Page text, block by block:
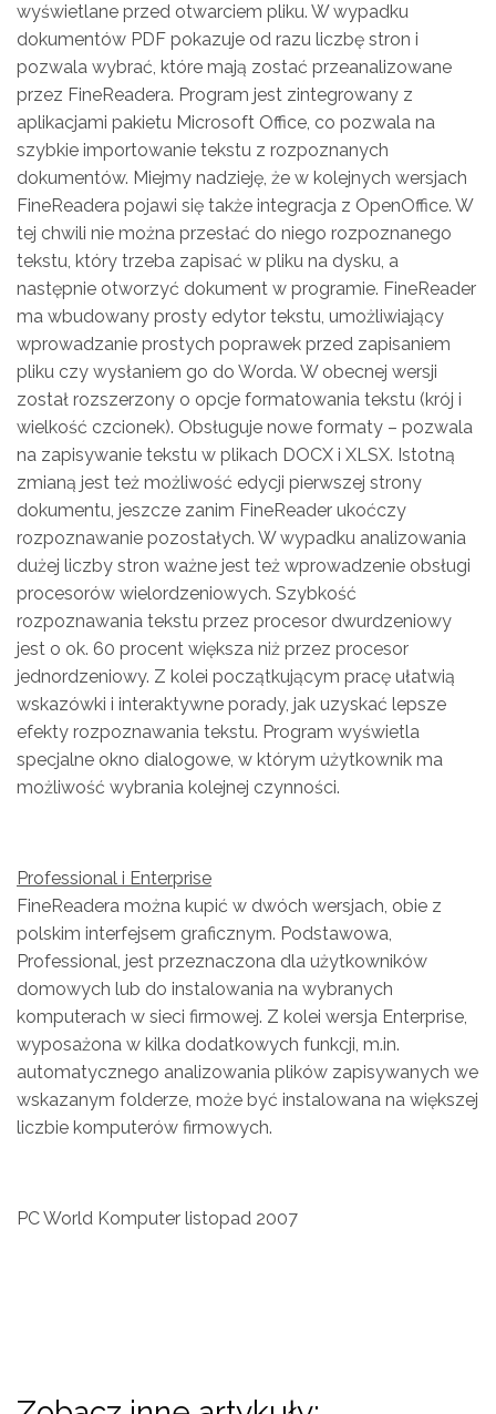
wyświetlane przed otwarciem pliku. W wypadku
dokumentów PDF pokazuje od razu liczbę stron i
pozwala wybrać, które mają zostać przeanalizowane
przez FineReadera. Program jest zintegrowany z
aplikacjami pakietu Microsoft Office, co pozwala na
szybkie importowanie tekstu z rozpoznanych
dokumentów. Miejmy nadzieję, że w kolejnych wersjach
FineReadera pojawi się także integracja z OpenOffice. W
tej chwili nie można przesłać do niego rozpoznanego
tekstu, który trzeba zapisać w pliku na dysku, a
następnie otworzyć dokument w programie. FineReader
ma wbudowany prosty edytor tekstu, umożliwiający
wprowadzanie prostych poprawek przed zapisaniem
pliku czy wysłaniem go do Worda. W obecnej wersji
został rozszerzony o opcje formatowania tekstu (krój i
wielkość czcionek). Obsługuje nowe formaty – pozwala
na zapisywanie tekstu w plikach DOCX i XLSX. Istotną
zmianą jest też możliwość edycji pierwszej strony
dokumentu, jeszcze zanim FineReader ukoćczy
rozpoznawanie pozostałych. W wypadku analizowania
dużej liczby stron ważne jest też wprowadzenie obsługi
procesorów wielordzeniowych. Szybkość
rozpoznawania tekstu przez procesor dwurdzeniowy
jest o ok. 60 procent większa niż przez procesor
jednordzeniowy. Z kolei początkującym pracę ułatwią
wskazówki i interaktywne porady, jak uzyskać lepsze
efekty rozpoznawania tekstu. Program wyświetla
specjalne okno dialogowe, w którym użytkownik ma
możliwość wybrania kolejnej czynności.
Professional i Enterprise
FineReadera można kupić w dwóch wersjach, obie z
polskim interfejsem graficznym. Podstawowa,
Professional, jest przeznaczona dla użytkowników
domowych lub do instalowania na wybranych
komputerach w sieci firmowej. Z kolei wersja Enterprise,
wyposażona w kilka dodatkowych funkcji, m.in.
automatycznego analizowania plików zapisywanych we
wskazanym folderze, może być instalowana na większej
liczbie komputerów firmowych.
PC World Komputer listopad 2007